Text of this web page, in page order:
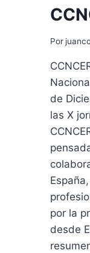
Por
de
las X
por la
desde